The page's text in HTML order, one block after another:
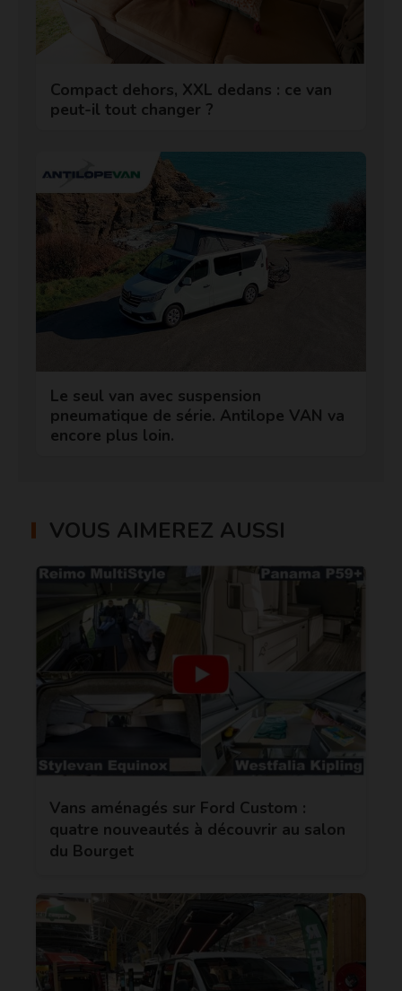
Compact dehors, XXL dedans : ce van
peut-il tout changer ?
Le seul van avec suspension
pneumatique de série. Antilope VAN va
encore plus loin.
VOUS AIMEREZ AUSSI
Vans aménagés sur Ford Custom :
quatre nouveautés à découvrir au salon
du Bourget